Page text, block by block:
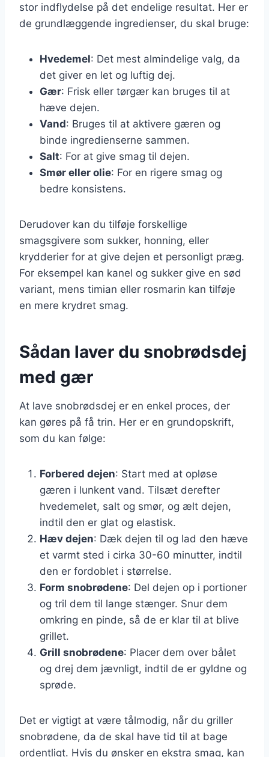
stor indflydelse på det endelige resultat. Her er
de grundlæggende ingredienser, du skal bruge:
Hvedemel: Det mest almindelige valg, da
det giver en let og luftig dej.
Gær: Frisk eller tørgær kan bruges til at
hæve dejen.
Vand: Bruges til at aktivere gæren og
binde ingredienserne sammen.
Salt: For at give smag til dejen.
Smør eller olie: For en rigere smag og
bedre konsistens.
Derudover kan du tilføje forskellige
smagsgivere som sukker, honning, eller
krydderier for at give dejen et personligt præg.
For eksempel kan kanel og sukker give en sød
variant, mens timian eller rosmarin kan tilføje
en mere krydret smag.
Sådan laver du snobrødsdej
med gær
At lave snobrødsdej er en enkel proces, der
kan gøres på få trin. Her er en grundopskrift,
som du kan følge:
Forbered dejen: Start med at opløse
gæren i lunkent vand. Tilsæt derefter
hvedemelet, salt og smør, og ælt dejen,
indtil den er glat og elastisk.
Hæv dejen: Dæk dejen til og lad den hæve
et varmt sted i cirka 30-60 minutter, indtil
den er fordoblet i størrelse.
Form snobrødene: Del dejen op i portioner
og tril dem til lange stænger. Snur dem
omkring en pinde, så de er klar til at blive
grillet.
Grill snobrødene: Placer dem over bålet
og drej dem jævnligt, indtil de er gyldne og
sprøde.
Det er vigtigt at være tålmodig, når du griller
snobrødene, da de skal have tid til at bage
ordentligt. Hvis du ønsker en ekstra smag, kan